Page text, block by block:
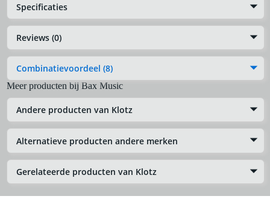
Specificaties
Reviews (0)
Combinatievoordeel (8)
Meer producten bij Bax Music
Andere producten van Klotz
Alternatieve producten andere merken
Gerelateerde producten van Klotz